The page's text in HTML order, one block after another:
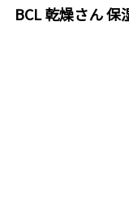
BCL 乾燥さん 保